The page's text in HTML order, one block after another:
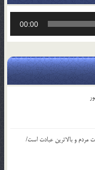
00:00
22 بهمن، نمایش قدرت مردم و بالاترین عبادت است/